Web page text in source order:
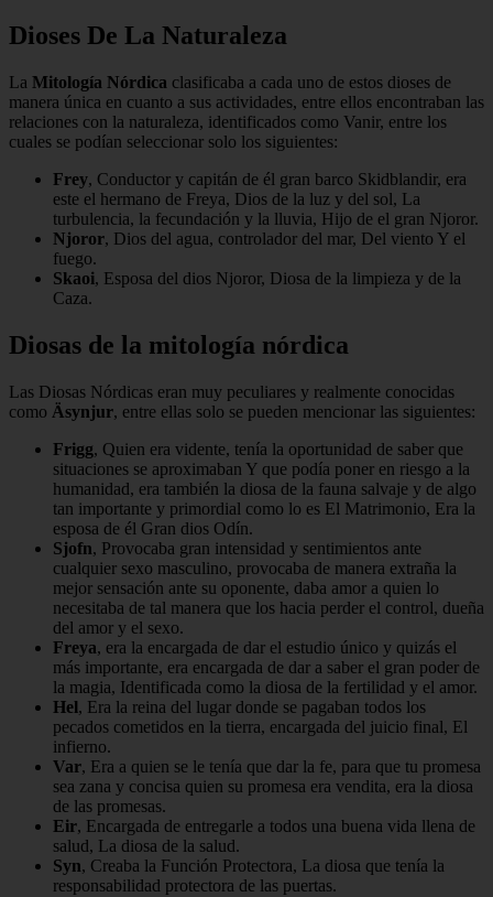
Dioses De La Naturaleza
La Mitología Nórdica clasificaba a cada uno de estos dioses de
manera única en cuanto a sus actividades, entre ellos encontraban las
relaciones con la naturaleza, identificados como Vanir, entre los
cuales se podían seleccionar solo los siguientes:
Frey, Conductor y capitán de él gran barco Skidblandir, era
este el hermano de Freya, Dios de la luz y del sol, La
turbulencia, la fecundación y la lluvia, Hijo de el gran Njoror.
Njoror, Dios del agua, controlador del mar, Del viento Y el
fuego.
Skaoi, Esposa del dios Njoror, Diosa de la limpieza y de la
Caza.
Diosas de la mitología nórdica
Las Diosas Nórdicas eran muy peculiares y realmente conocidas
como Äsynjur, entre ellas solo se pueden mencionar las siguientes:
Frigg, Quien era vidente, tenía la oportunidad de saber que
situaciones se aproximaban Y que podía poner en riesgo a la
humanidad, era también la diosa de la fauna salvaje y de algo
tan importante y primordial como lo es El Matrimonio, Era la
esposa de él Gran dios Odín.
Sjofn, Provocaba gran intensidad y sentimientos ante
cualquier sexo masculino, provocaba de manera extraña la
mejor sensación ante su oponente, daba amor a quien lo
necesitaba de tal manera que los hacia perder el control, dueña
del amor y el sexo.
Freya, era la encargada de dar el estudio único y quizás el
más importante, era encargada de dar a saber el gran poder de
la magia, Identificada como la diosa de la fertilidad y el amor.
Hel, Era la reina del lugar donde se pagaban todos los
pecados cometidos en la tierra, encargada del juicio final, El
infierno.
Var, Era a quien se le tenía que dar la fe, para que tu promesa
sea zana y concisa quien su promesa era vendita, era la diosa
de las promesas.
Eir, Encargada de entregarle a todos una buena vida llena de
salud, La diosa de la salud.
Syn, Creaba la Función Protectora, La diosa que tenía la
responsabilidad protectora de las puertas.